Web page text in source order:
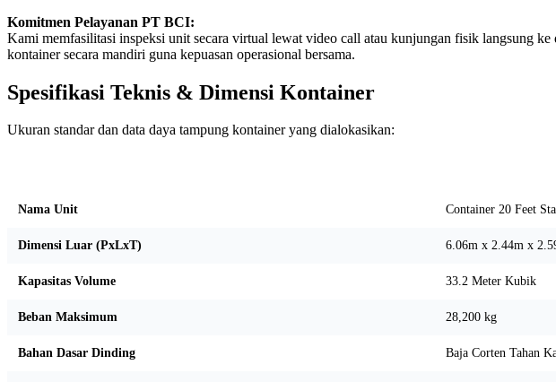
Komitmen Pelayanan PT BCI:
Kami memfasilitasi inspeksi unit secara virtual lewat video call atau kunjungan fisik langsung
kontainer secara mandiri guna kepuasan operasional bersama.
Spesifikasi Teknis & Dimensi Kontainer
Ukuran standar dan data daya tampung kontainer yang dialokasikan:
Nama Unit Container 20 Feet
Dimensi Luar (PxLxT) 6.06m x 2.44m x
Kapasitas Volume 33.2 Meter Kubik
Beban Maksimum 28,200 kg
Bahan Dasar Dinding Baja Corten Tahan